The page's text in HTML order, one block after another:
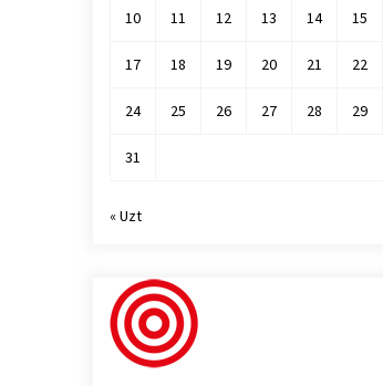
10 11 12 13 14 15
17 18 19 20 21 22
24 25 26 27 28 29
31
« Uzt